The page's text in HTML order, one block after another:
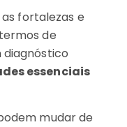
fortalezas e
de
essenciais
mudar de